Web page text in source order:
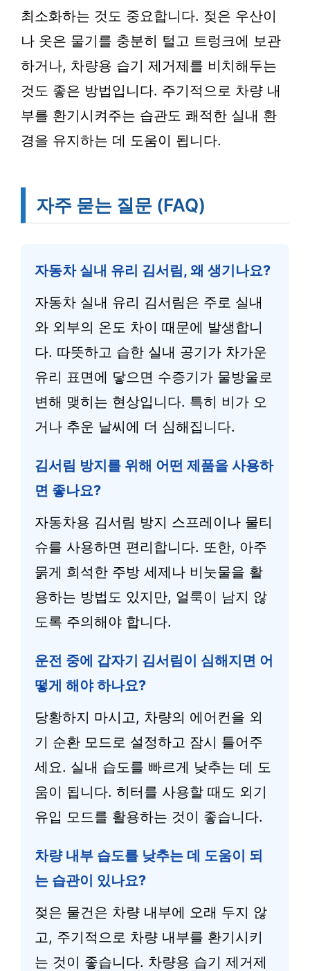
최소화하는 것도 중요합니다. 젖은 우산이
나 옷은 물기를 충분히 털고 트렁크에 보관
하거나, 차량용 습기 제거제를 비치해두는
것도 좋은 방법입니다. 주기적으로 차량 내
부를 환기시켜주는 습관도 쾌적한 실내 환
경을 유지하는 데 도움이 됩니다.
자주 묻는 질문 (FAQ)
자동차 실내 유리 김서림, 왜 생기나요?
자동차 실내 유리 김서림은 주로 실내
와 외부의 온도 차이 때문에 발생합니
다. 따뜻하고 습한 실내 공기가 차가운
유리 표면에 닿으면 수증기가 물방울로
변해 맺히는 현상입니다. 특히 비가 오
거나 추운 날씨에 더 심해집니다.
김서림 방지를 위해 어떤 제품을 사용하
면 좋나요?
자동차용 김서림 방지 스프레이나 물티
슈를 사용하면 편리합니다. 또한, 아주
묽게 희석한 주방 세제나 비눗물을 활
용하는 방법도 있지만, 얼룩이 남지 않
도록 주의해야 합니다.
운전 중에 갑자기 김서림이 심해지면 어
떻게 해야 하나요?
당황하지 마시고, 차량의 에어컨을 외
기 순환 모드로 설정하고 잠시 틀어주
세요. 실내 습도를 빠르게 낮추는 데 도
움이 됩니다. 히터를 사용할 때도 외기
유입 모드를 활용하는 것이 좋습니다.
차량 내부 습도를 낮추는 데 도움이 되
는 습관이 있나요?
젖은 물건은 차량 내부에 오래 두지 않
고, 주기적으로 차량 내부를 환기시키
는 것이 좋습니다. 차량용 습기 제거제